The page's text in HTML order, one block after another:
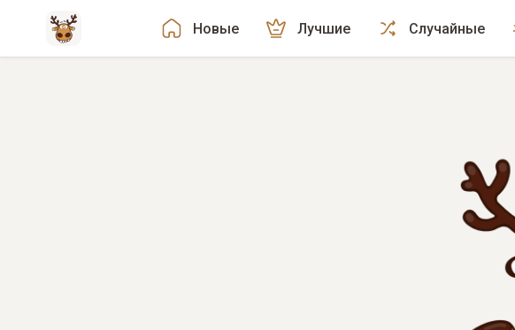
Новые Лучшие Случайные